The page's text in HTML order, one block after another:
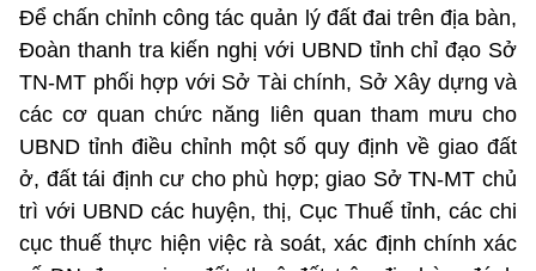
Để chấn chỉnh công tác quản lý đất đai trên địa bàn,
Đoàn thanh tra kiến nghị với UBND tỉnh chỉ đạo Sở
TN-MT phối hợp với Sở Tài chính, Sở Xây dựng và
các cơ quan chức năng liên quan tham mưu cho
UBND tỉnh điều chỉnh một số quy định về giao đất
ở, đất tái định cư cho phù hợp; giao Sở TN-MT chủ
trì với UBND các huyện, thị, Cục Thuế tỉnh, các chi
cục thuế thực hiện việc rà soát, xác định chính xác